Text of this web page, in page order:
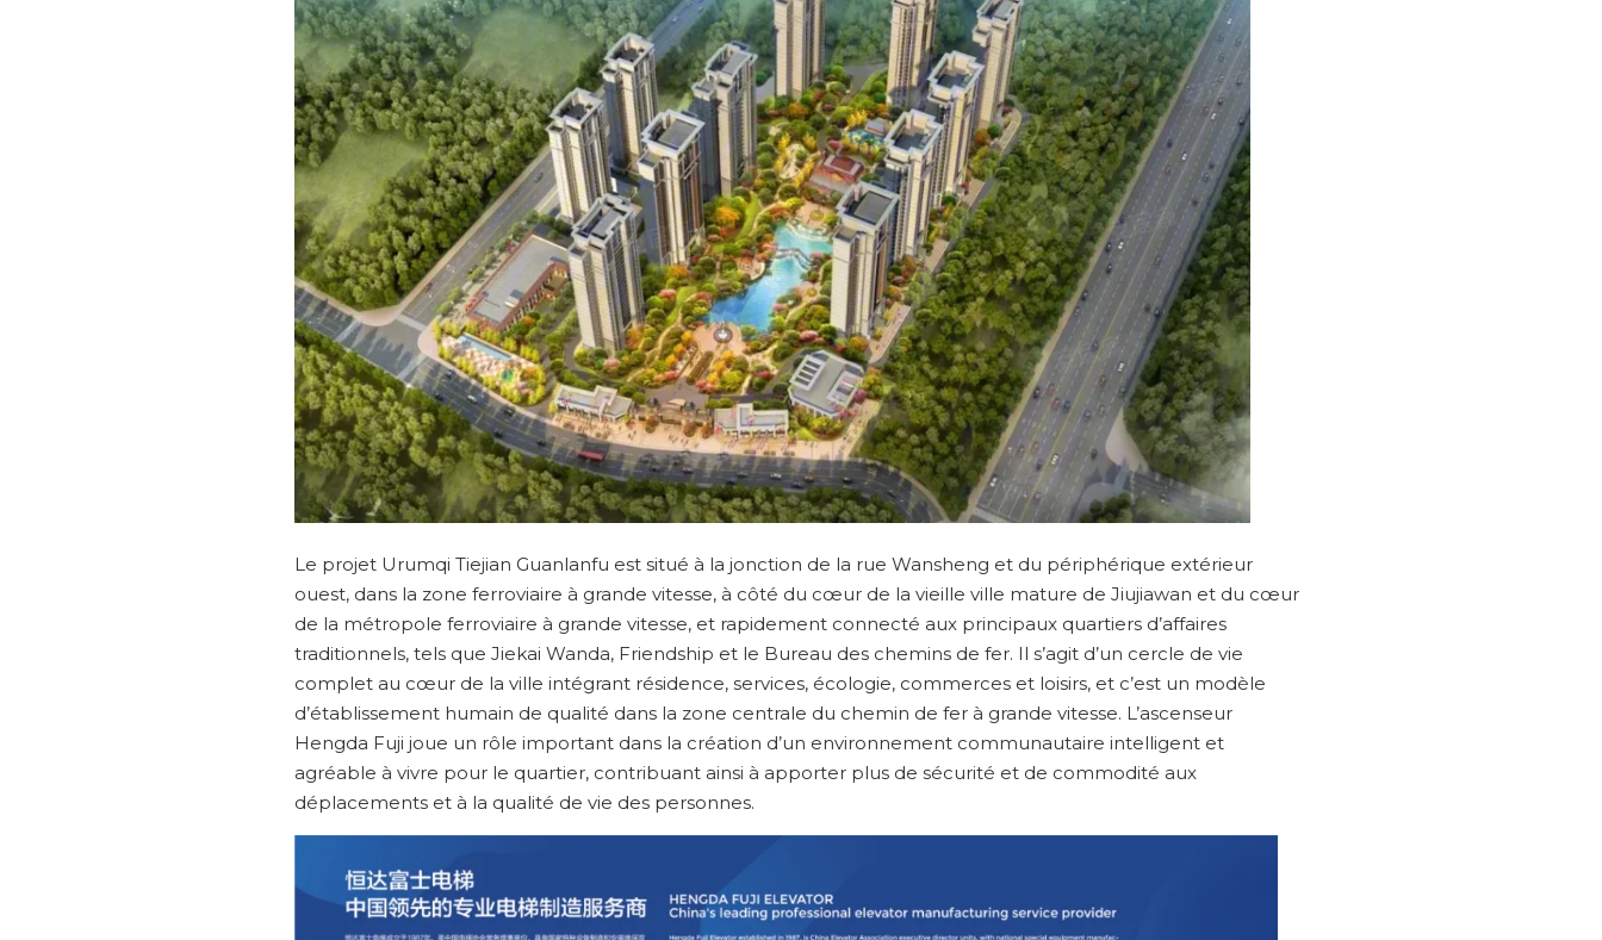
Le projet Urumqi Tiejian Guanlanfu est situé à la jonction de la rue Wansheng et du périphérique extérieur
ouest, dans la zone ferroviaire à grande vitesse, à côté du cœur de la vieille ville mature de Jiujiawan et du cœur
de la métropole ferroviaire à grande vitesse, et rapidement connecté aux principaux quartiers d’affaires
traditionnels, tels que Jiekai Wanda, Friendship et le Bureau des chemins de fer. Il s’agit d’un cercle de vie
complet au cœur de la ville intégrant résidence, services, écologie, commerces et loisirs, et c’est un modèle
d’établissement humain de qualité dans la zone centrale du chemin de fer à grande vitesse. L’ascenseur
Hengda Fuji joue un rôle important dans la création d’un environnement communautaire intelligent et
agréable à vivre pour le quartier, contribuant ainsi à apporter plus de sécurité et de commodité aux
déplacements et à la qualité de vie des personnes.